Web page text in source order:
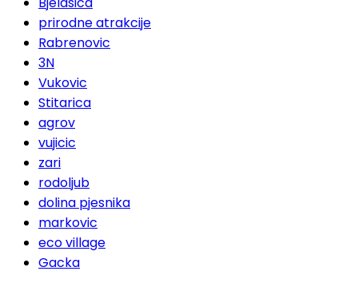
prirodne atrakcije
Rabrenovic
3N
Vukovic
Stitarica
agrov
vujicic
zari
rodoljub
dolina pjesnika
markovic
eco village
Gacka